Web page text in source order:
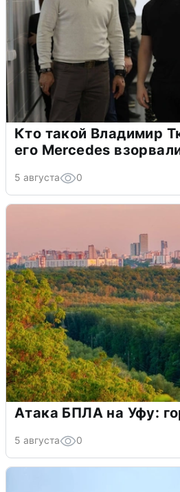
Кто такой Владимир
его Mercedes
5 августа 0
Атака БПЛА на Уфу:
5 августа 0